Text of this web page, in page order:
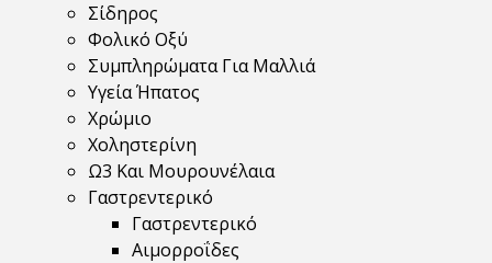
Σίδηρος
Φολικό Οξύ
Συμπληρώματα Για Μαλλιά
Υγεία Ήπατος
Χρώμιο
Χοληστερίνη
Ω3 Και Μουρουνέλαια
Γαστρεντερικό
Γαστρεντερικό
Αιμορροΐδες